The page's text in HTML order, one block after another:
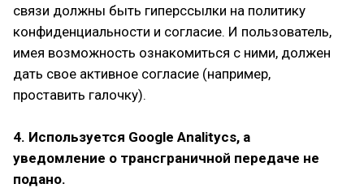
связи должны быть гиперссылки на политику
конфиденциальности и согласие. И пользователь,
имея возможность ознакомиться с ними, должен
дать свое активное согласие (например,
проставить галочку).
4. Используется Google Analitycs, а
уведомление о трансграничной передаче не
подано.